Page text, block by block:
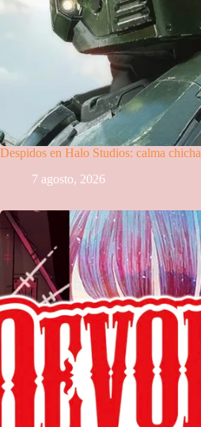
Despidos en Halo Studios: calma chicha
7 agosto, 2026